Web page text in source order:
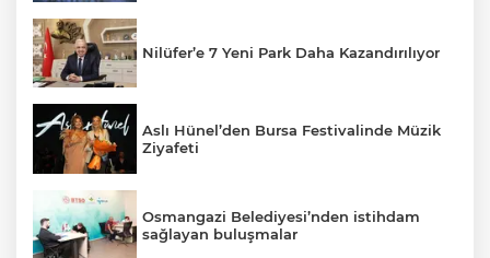
Nilüfer’e 7 Yeni Park Daha Kazandırılıyor
Aslı Hünel’den Bursa Festivalinde Müzik
Ziyafeti
Osmangazi Belediyesi’nden istihdam
sağlayan buluşmalar